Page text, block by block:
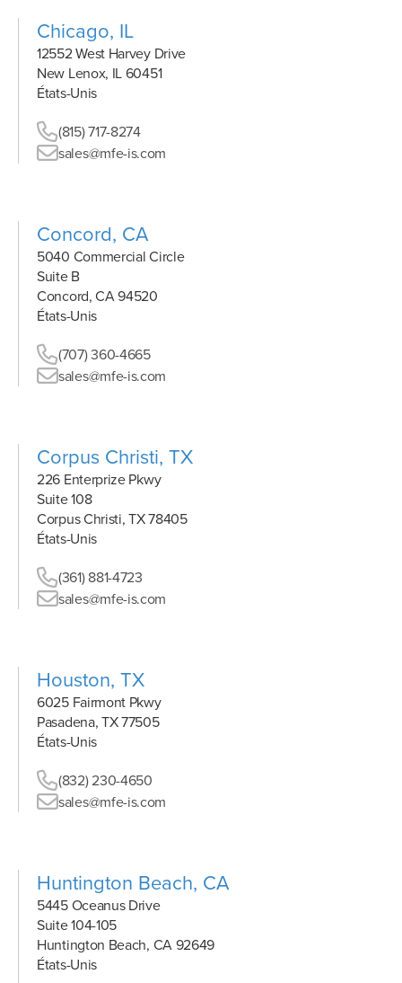
Chicago, IL
12552 West Harvey Drive
New Lenox, IL 60451
États-Unis
(815) 717-8274
sales@mfe-is.com
Concord, CA
5040 Commercial Circle
Suite B
Concord, CA 94520
États-Unis
(707) 360-4665
sales@mfe-is.com
Corpus Christi, TX
226 Enterprize Pkwy
Suite 108
Corpus Christi, TX 78405
États-Unis
(361) 881-4723
sales@mfe-is.com
Houston, TX
6025 Fairmont Pkwy
Pasadena, TX 77505
États-Unis
(832) 230-4650
sales@mfe-is.com
Huntington Beach, CA
5445 Oceanus Drive
Suite 104-105
Huntington Beach, CA 92649
États-Unis